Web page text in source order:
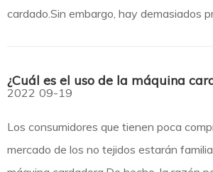
cardado.Sin embargo, hay demasiados
decisiones.Entonces, ¿por qué los
¿Cuál es el uso de la máquina
Los consumidores que tienen poca
mercado de los no tejidos estarán
2022 09-19